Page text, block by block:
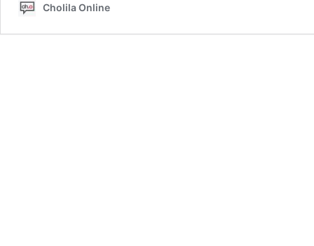
Cholila Online